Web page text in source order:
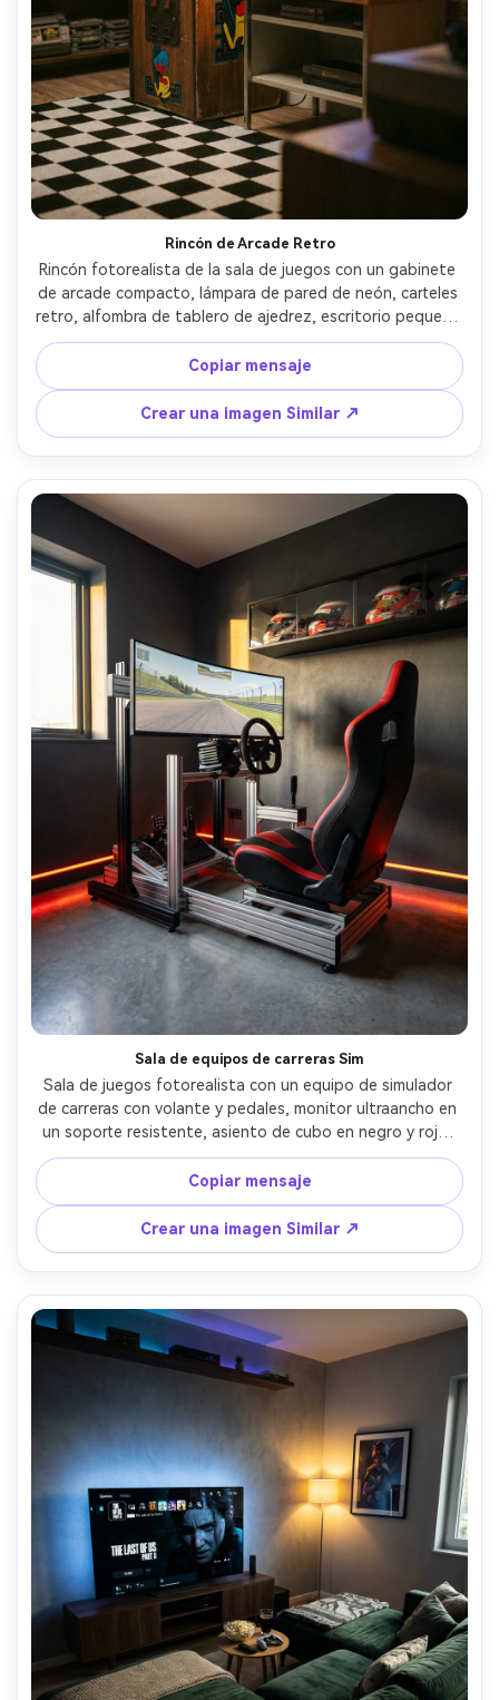
Rincón de Arcade Retro
Rincón fotorealista de la sala de juegos con un gabinete
de arcade compacto, lámpara de pared de neón, carteles
retro, alfombra de tablero de ajedrez, escritorio pequeño
con un filtro estilo CRT en el monitor, lámpara de
tungsteno cálida mezclada con neón, estado de ánimo
nostálgico juguetón, disparado en Canon R5, lente de 35
mm, f/2.2, profundidad poco profunda, grado de color
cinematográfico, grano de película realista-AR 4:5
Copiar mensaje
Crear una imagen Similar ↗
Sala de equipos de carreras Sim
Sala de juegos fotorealista con un equipo de simulador
de carreras con volante y pedales, monitor ultraancho en
un soporte resistente, asiento de cubo en negro y rojo,
iluminación de piso LED, pantalla de casco montada en la
pared, paredes oscuras con textura sutil, iluminación
lateral dramática, tomado en Sony A7IV, lente de 24 mm,
f/2.8, gran angular nítido, metales y plásticos realistas,
fotografía de interiores de alta gama- -ar 4:5
Copiar mensaje
Crear una imagen Similar ↗